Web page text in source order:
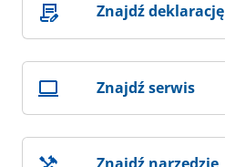
Znajdź deklarację
Znajdź serwis